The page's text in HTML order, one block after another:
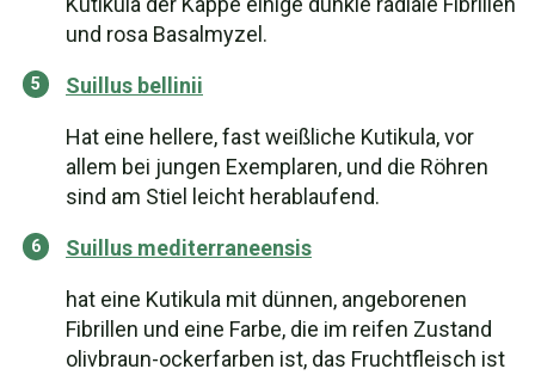
und rosa Basalmyzel.
Suillus bellinii
Hat eine hellere, fast weißliche Kutikula, vor
allem bei jungen Exemplaren, und die Röhren
sind am Stiel leicht herablaufend.
Suillus mediterraneensis
hat eine Kutikula mit dünnen, angeborenen
Fibrillen und eine Farbe, die im reifen Zustand
olivbraun-ockerfarben ist, das Fruchtfleisch ist